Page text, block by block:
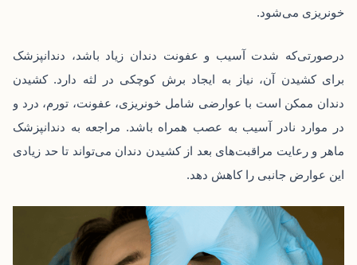
خونریزی می‌شود.
درصورتی‌که شدت آسیب و عفونت دندان زیاد باشد، دندانپزشک
برای کشیدن آن، نیاز به ایجاد برش کوچکی در لثه دارد. کشیدن
دندان ممکن است با عوارضی شامل خونریزی، عفونت، تورم، درد و
در موارد نادر آسیب به عصب همراه باشد. مراجعه به دندانپزشک
ماهر و رعایت مراقبت‌های بعد از کشیدن دندان می‌تواند تا‌ حد زیادی
این عوارض جانبی را کاهش دهد.